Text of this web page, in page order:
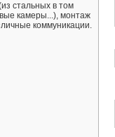
стальных в том
камеры...), монтаж
коммуникации.